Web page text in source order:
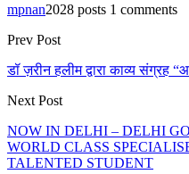
mpnan2028 posts 1 comments
Prev Post
डॉ ज़रीन हलीम द्वारा काव्य संग्रह
Next Post
NOW IN DELHI – DELHI
WORLD CLASS
TALENTED STUDENT